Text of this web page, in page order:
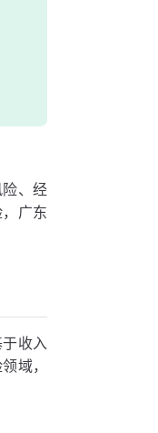
、经
广东
收入
域，